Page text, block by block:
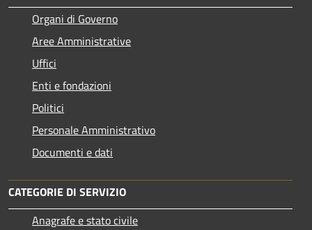
Organi di Governo
Aree Amministrative
Uffici
Enti e fondazioni
Politici
Personale Amministrativo
Documenti e dati
CATEGORIE DI SERVIZIO
Anagrafe e stato civile